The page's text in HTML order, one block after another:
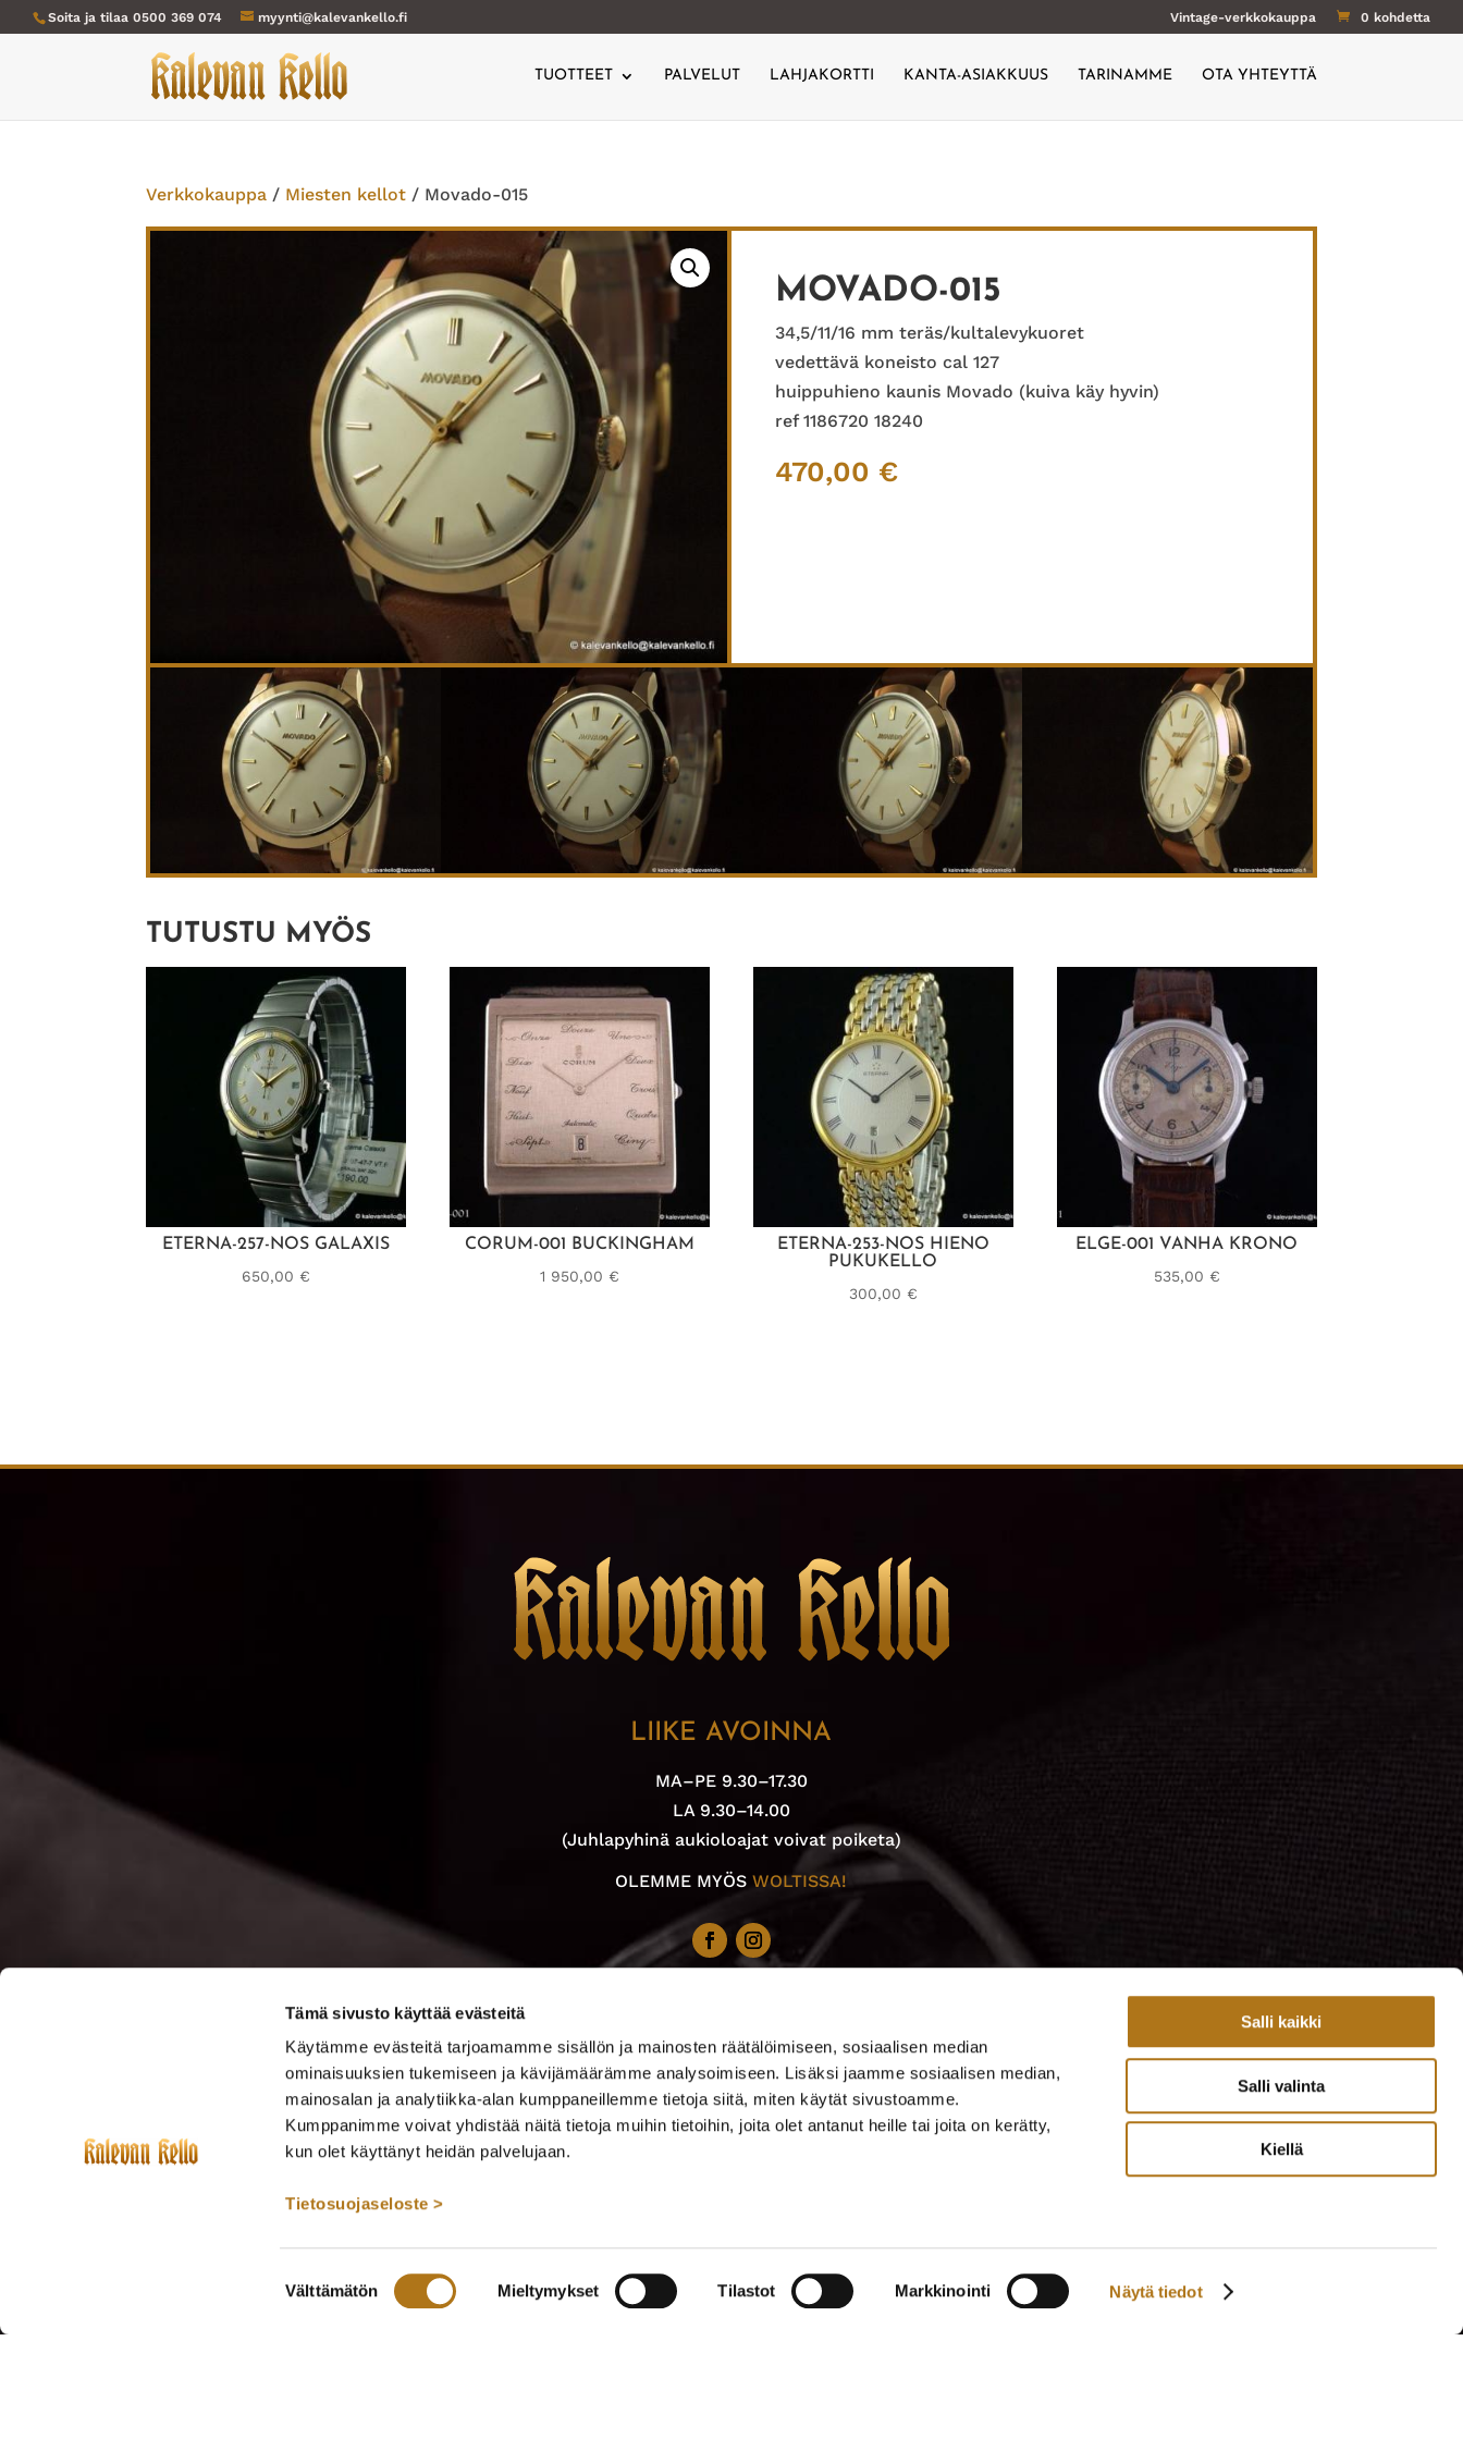
Tämä sivusto käyttää evästeitä
Käytämme evästeitä tarjoamamme sisällön ja mainosten räätälöimiseen, sosiaalisen median
ominaisuuksien tukemiseen ja kävijämäärämme analysoimiseen. Lisäksi jaamme sosiaalisen median,
mainosalan ja analytiikka-alan kumppaneillemme tietoja siitä, miten käytät sivustoamme.
Kumppanimme voivat yhdistää näitä tietoja muihin tietoihin, joita olet antanut heille tai joita on kerätty,
kun olet käyttänyt heidän palvelujaan.
Tietosuojaseloste >
valinta
Välttämätön Mieltymykset Tilastot Markkinointi Näytä tiedot
Salli kaikki
Salli valinta
Kiellä
Soita ja tilaa 0500 369 074 myynti@kalevankello.fi Vintage-verkkokauppa 0 kohdetta
TUOTTEET PALVELUT LAHJAKORTTI KANTA-ASIAKKUUS TARINAMME OTA YHTEYTTÄ
Verkkokauppa / Miesten kellot / Movado-015
MOVADO-015
34,5/11/16 mm teräs/kultalevykuoret
vedettävä koneisto cal 127
huippuhieno kaunis Movado (kuiva käy hyvin)
ref 1186720 18240
470,00 €
TUTUSTU MYÖS
ETERNA-257-NOS GALAXIS
650,00 €
CORUM-001 BUCKINGHAM
1 950,00 €
ETERNA-253-NOS HIENO
PUKUKELLO
300,00 €
ELGE-001 VANHA KRONO
535,00 €
LIIKE AVOINNA
MA–PE 9.30–17.30
LA 9.30–14.00
(Juhlapyhinä aukioloajat voivat poiketa)
OLEMME MYÖSWOLTISSA!
TUOMIOKIRKONKATU 17, TAMPERE
Verkkokaupan toimitusehdot